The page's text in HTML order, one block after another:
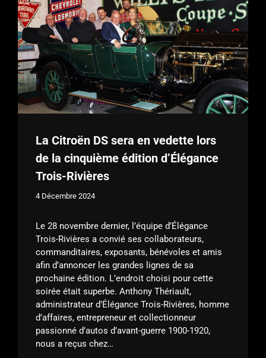
La Citroën DS sera en vedette lors
de la cinquième édition d’Élégance
Trois-Rivières
4 Décembre 2024
Le 28 novembre dernier, l’équipe d’Élégance
Trois-Rivières a convié ses collaborateurs,
commanditaires, exposants, bénévoles et amis
afin d’annoncer les grandes lignes de sa
prochaine édition. L’endroit choisi pour cette
soirée était superbe. Anthony Thériault,
administrateur d’Élégance Trois-Rivières, homme
d’affaires, entrepreneur et collectionneur
passionné d’autos d’avant-guerre 1900-1920,
nous a reçus chez…